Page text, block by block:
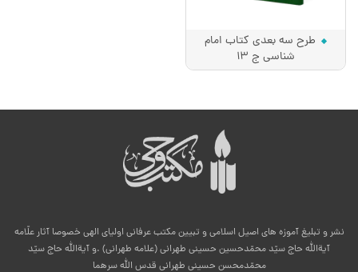
طرح سه بعدی کتاب امام
شناسی ج 13
نشر و تبلیغ آموزه های اصیل اسلامی و تبیین مکتب عرفانی اولیای الهی خصوصا آثار علّامه
آیةالله حاج سیّد محمّدحسین حسینی طهرانی (علامه طهرانی) .و آیةالله حاج سیّد
محمّدمحسن حسینی طهرانی قدس الله سرهما